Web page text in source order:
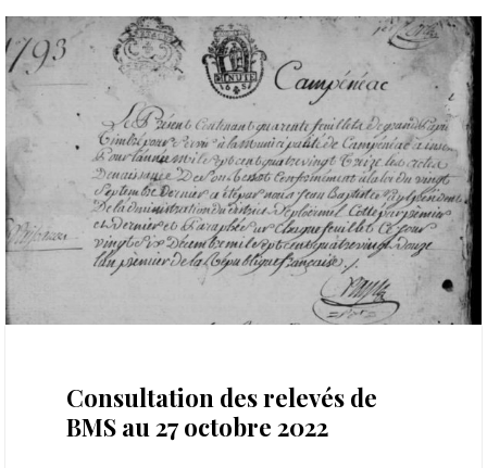
Consultation des relevés de
BMS au 27 octobre 2022